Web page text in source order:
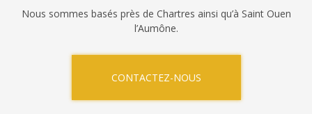
Nous sommes basés près de Chartres ainsi qu’à Saint Ouen
l’Aumône.
CONTACTEZ-NOUS